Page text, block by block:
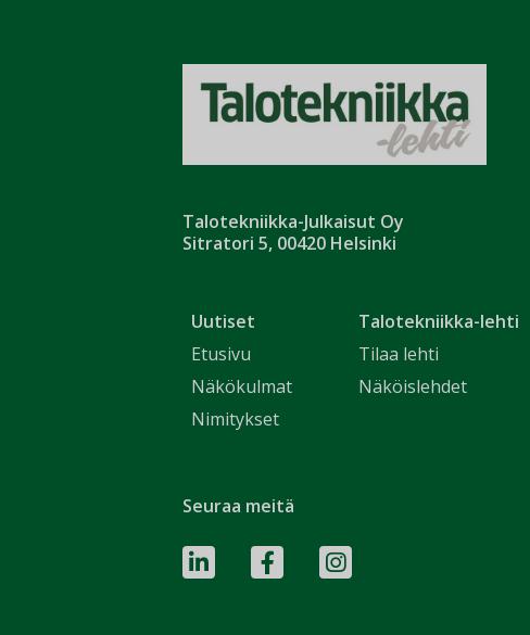
Talotekniikka-Julkaisut Oy
Sitratori 5, 00420 Helsinki
Uutiset
Etusivu
Näkökulmat
Nimitykset
Talotekniikka-lehti
Tilaa lehti
Näköislehdet
Seuraa meitä